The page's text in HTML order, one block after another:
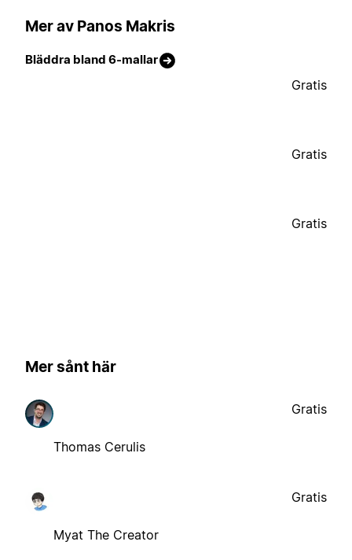
Mer av Panos Makris
Bläddra bland 6-mallar
Gratis
Gratis
Gratis
Mer sånt här
Thomas Cerulis
Gratis
Myat The Creator
Gratis